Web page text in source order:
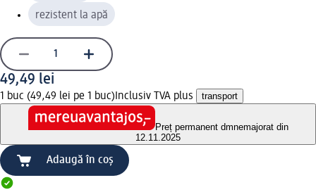
rezistent la apă
49,49 lei
1 buc (49,49 lei pe 1 buc) Inclusiv TVA plus transport
Preț permanent dmnemajorat din
12.11.2025
Adaugă în coș